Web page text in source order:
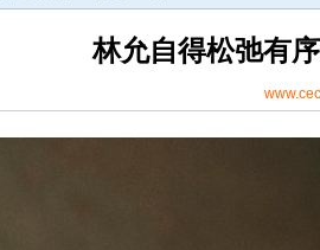
林允自得松弛有